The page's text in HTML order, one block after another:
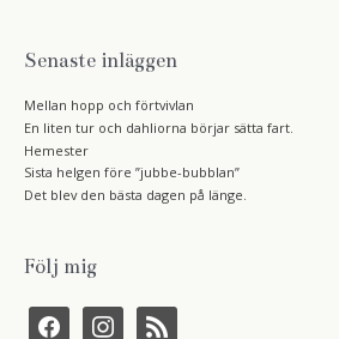
Senaste inläggen
Mellan hopp och förtvivlan
En liten tur och dahliorna börjar sätta fart.
Hemester
Sista helgen före ”jubbe-bubblan”
Det blev den bästa dagen på länge.
Följ mig
f
i
r